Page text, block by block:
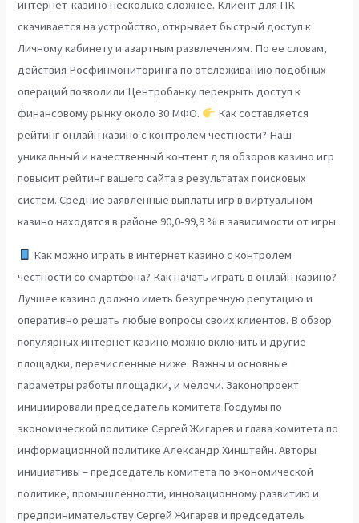
интернет-казино несколько сложнее. Клиент для ПК
скачивается на устройство, открывает быстрый доступ к
Личному кабинету и азартным развлечениям. По ее словам,
действия Росфинмониторинга по отслеживанию подобных
операций позволили Центробанку перекрыть доступ к
финансовому рынку около 30 МФО.
Как составляется
рейтинг онлайн казино с контролем честности? Наш
уникальный и качественный контент для обзоров казино игр
повысит рейтинг вашего сайта в результатах поисковых
систем. Средние заявленные выплаты игр в виртуальном
казино находятся в районе 90,0-99,9 % в зависимости от игры.
Как можно играть в интернет казино с контролем
честности со смартфона? Как начать играть в онлайн казино?
Лучшее казино должно иметь безупречную репутацию и
оперативно решать любые вопросы своих клиентов. В обзор
популярных интернет казино можно включить и другие
площадки, перечисленные ниже. Важны и основные
параметры работы площадки, и мелочи. Законопроект
инициировали председатель комитета Госдумы по
экономической политике Сергей Жигарев и глава комитета по
информационной политике Александр Хинштейн. Авторы
инициативы – председатель комитета по экономической
политике, промышленности, инновационному развитию и
предпринимательству Сергей Жигарев и председатель